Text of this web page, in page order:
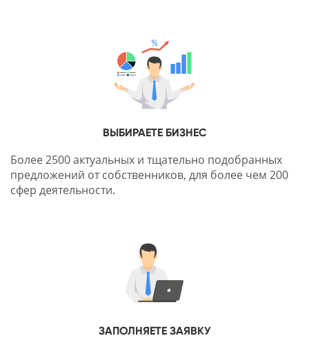
ВЫБИРАЕТЕ БИЗНЕС
Более 2500 актуальных и тщательно подобранных
предложений от собственников, для более чем 200
сфер деятельности.
ЗАПОЛНЯЕТЕ ЗАЯВКУ